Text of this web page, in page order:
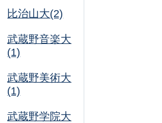
比治山大(2)
武蔵野音楽大
(1)
武蔵野美術大
(1)
武蔵野学院大